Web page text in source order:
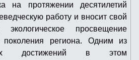
на протяжении десятилетий
работу и вносит свой
просвещение
поколения региона. Одним из
достижений в этом